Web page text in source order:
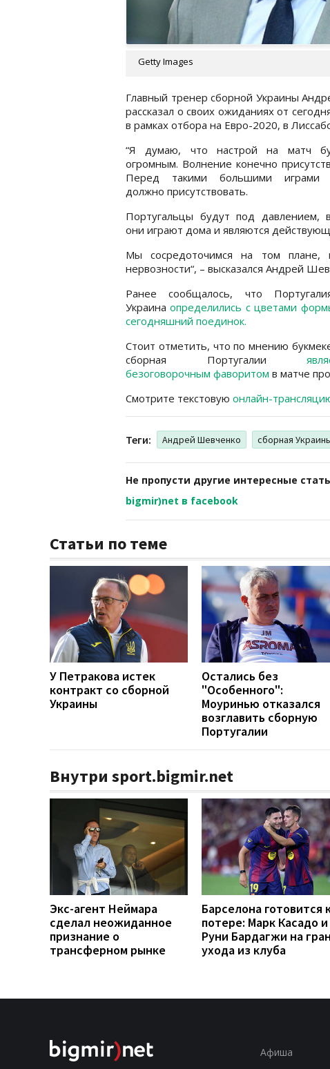
Getty Images
Главный тренер сборной Украины
рассказал о своих ожиданиях от
в рамках отбора на Евро-2020, в
“Я думаю, что настрой на матч
огромным. Волнение конечно
Перед такими большими играми
должно присутствовать.
Португальцы будут под давлением,
они играют дома и являются
Мы сосредоточимся на том плане,
нервозности“, – высказался Андрей
Ранее сообщалось, что
Украинаопределились с цветами
сегодняшний поединок.
Стоит отметить, что по мнению
сборная Португалии
безоговорочным фаворитом в матче
Смотрите текстовую онлайн-
Теги: Андрей Шевченко сборная
Не пропусти другие интересные
bigmir)net в facebook
Статьи по теме
У Петракова истек
контракт со сборной
Украины
Остались без
"Особенного":
Моуринью отказался
возглавить сборную
Португалии
Внутри sport.bigmir.net
Экс-агент Неймара
сделал неожиданное
признание о
трансферном рынке
Барселона готовится
потере: Марк Касадо и
Руни Бардагжи на
ухода из клуба
Афиша